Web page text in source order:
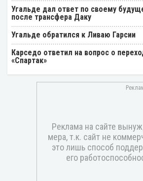
Угальде дал ответ по своему
после трансфера Даку
Угальде обратился к Ливаю Гарсии
Карседо ответил на вопрос о
«Спартак»